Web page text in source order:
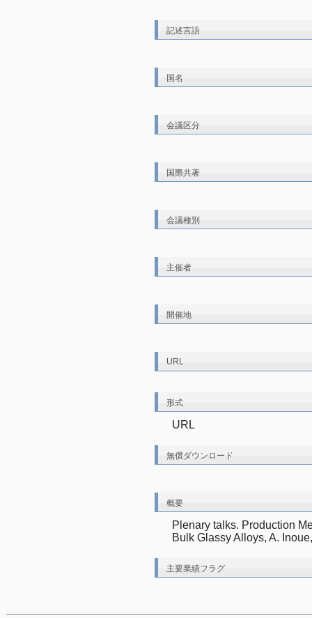
記述言語
国名
会議区分
国際共著
会議種別
主催者
開催地
URL
形式
URL
無償ダウンロード
概要
Plenary talks. Production
Bulk Glassy Alloys, A.
主要業績フラグ